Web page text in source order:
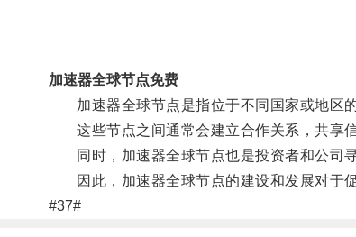
加速器全球节点免费
加速器全球节点是指位于不同国家或地区的
这些节点之间通常会建立合作关系，共享信
同时，加速器全球节点也是投资者和公司寻
因此，加速器全球节点的建设和发展对于促
#37#